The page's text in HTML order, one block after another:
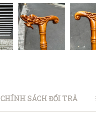
CHÍNH SÁCH ĐỔI TRẢ